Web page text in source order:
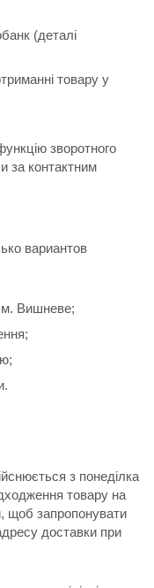
(деталі
товару у
зворотного
за контактним
вариантов
м. Вишневе;
з понеділка
товару на
щоб запропонувати
доставки при